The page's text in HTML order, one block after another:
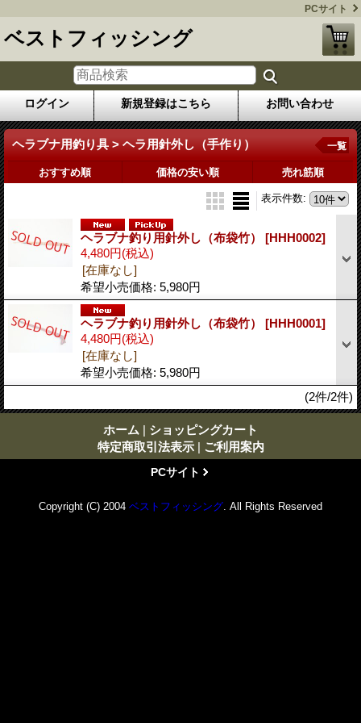
PCサイト
ベストフィッシング
ログイン 新規登録はこちら お問い合わせ
ヘラブナ用釣り具 > ヘラ用針外し（手作り） 一覧
おすすめ順 価格の安い順 売れ筋順
表示件数:
ヘラブナ釣り用針外し（布袋竹） [HHH0002]
4,480円(税込)
[在庫なし]
希望小売価格: 5,980円
ヘラブナ釣り用針外し（布袋竹） [HHH0001]
4,480円(税込)
[在庫なし]
希望小売価格: 5,980円
(2件/2件)
ホーム | ショッピングカート
特定商取引法表示 | ご利用案内
PCサイト
Copyright (C) 2004 ベストフィッシング . All Rights Reserved